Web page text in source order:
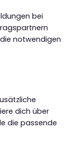
bei
notwendigen
dich über
die passende